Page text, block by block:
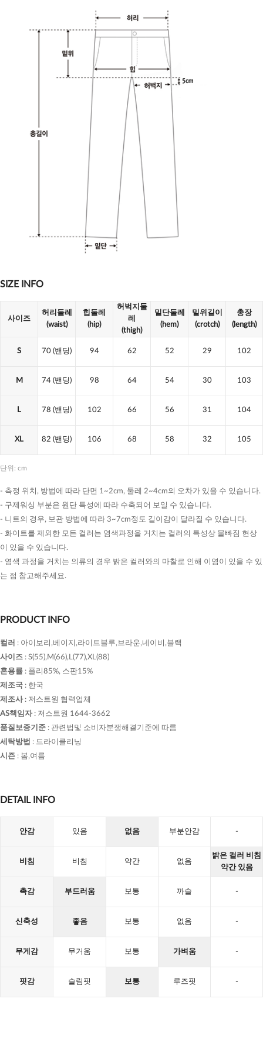
SIZE INFO
사이즈
허리둘레
(waist)
힙둘레
(hip)
허벅지둘
레
(thigh)
밑단둘레
(hem)
밑위길이
(crotch)
총장
(length)
S 70 (밴딩) 94 62 52 29 102
M 74 (밴딩) 98 64 54 30 103
L 78 (밴딩) 102 66 56 31 104
XL 82 (밴딩) 106 68 58 32 105
단위: cm
- 측정 위치, 방법에 따라 단면 1~2cm, 둘레 2~4cm의 오차가 있을 수 있습니다.
- 구제워싱 부분은 원단 특성에 따라 수축되어 보일 수 있습니다.
- 니트의 경우, 보관 방법에 따라 3~7cm정도 길이감이 달라질 수 있습니다.
- 화이트를 제외한 모든 컬러는 염색과정을 거치는 컬러의 특성상 물빠짐 현상
이 있을 수 있습니다.
- 염색 과정을 거치는 의류의 경우 밝은 컬러와의 마찰로 인해 이염이 있을 수 있
는 점 참고해주세요.
PRODUCT INFO
컬러 : 아이보리,베이지,라이트블루,브라운,네이비,블랙
사이즈 : S(55),M(66),L(77),XL(88)
혼용률 : 폴리85%, 스판15%
제조국 : 한국
제조사: 저스트원 협력업체
AS책임자: 저스트원 1644-3662
품질보증기준 : 관련법및 소비자분쟁해결기준에 따름
세탁방법 : 드라이클리닝
시즌 : 봄,여름
DETAIL INFO
안감 있음 없음 부분안감 -
비침 비침 약간 없음
밝은 컬러 비침
약간 있음
촉감 부드러움 보통 까슬 -
신축성 좋음 보통 없음 -
무게감 무거움 보통 가벼움 -
핏감 슬림핏 보통 루즈핏 -